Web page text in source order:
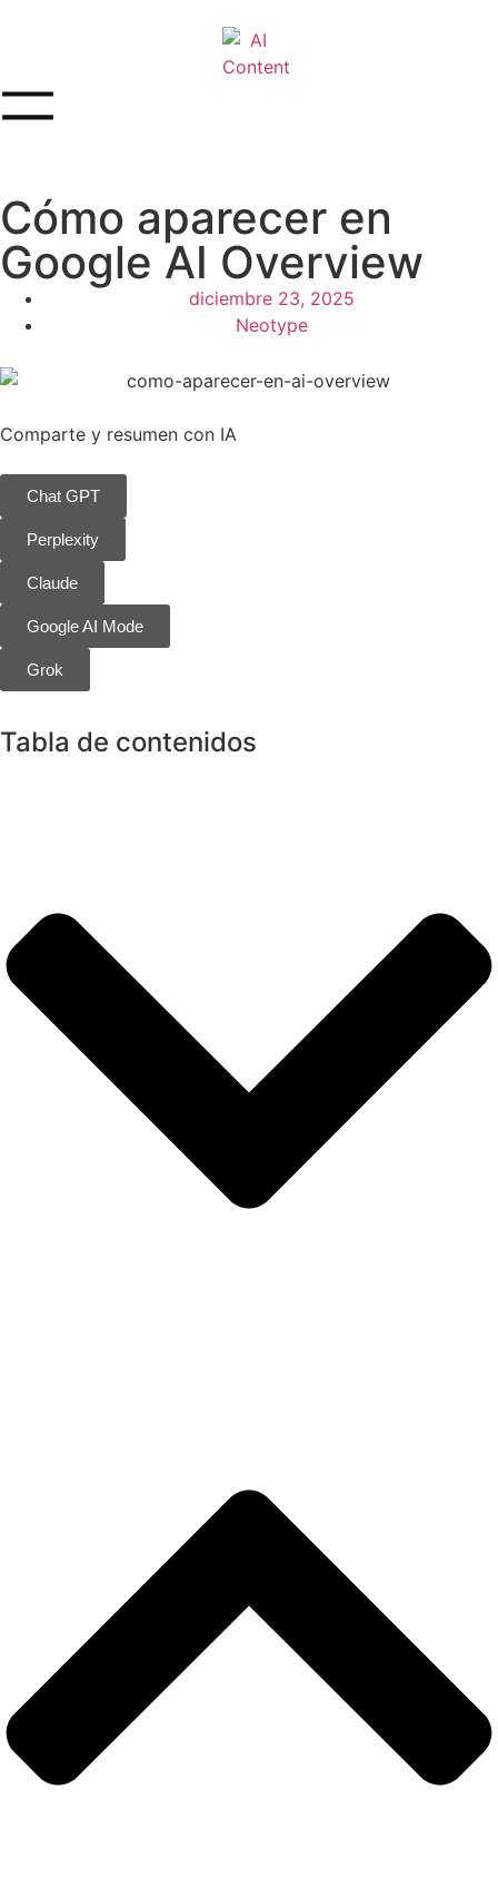
Cómo aparecer en
Google AI Overview
diciembre 23, 2025
Neotype
Comparte y resumen con IA
Chat GPT
Perplexity
Claude
Google AI Mode
Grok
Tabla de contenidos